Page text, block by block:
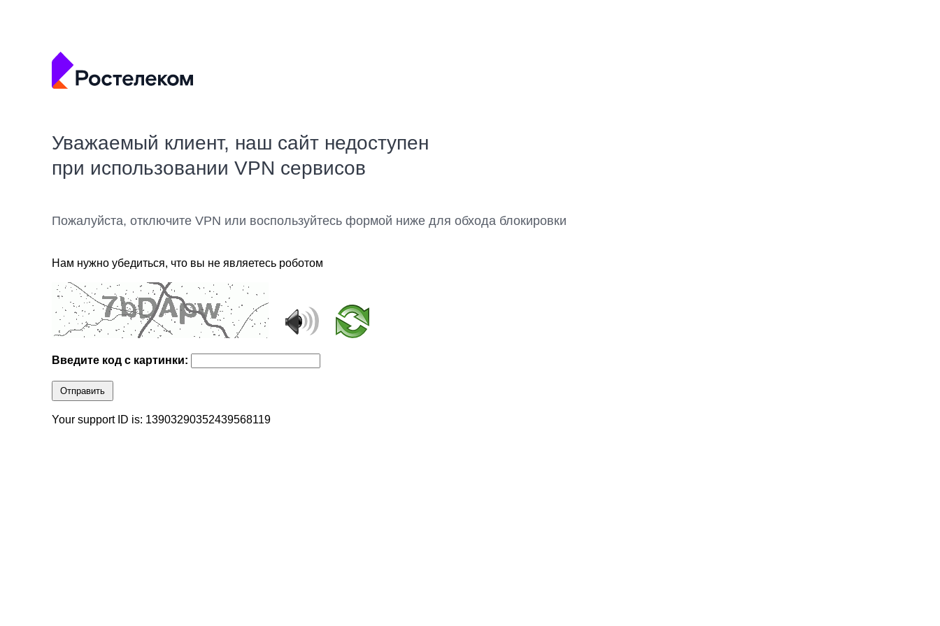
Уважаемый клиент, наш сайт недоступен
при использовании VPN сервисов
Пожалуйста, отключите VPN или воспользуйтесь формой ниже для обхода блокировки
Нам нужно убедиться, что вы не являетесь роботом
Введите код с картинки:
Отправить
Your support ID is: 13903290352439568119